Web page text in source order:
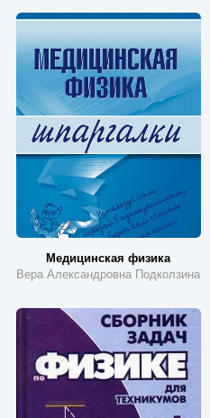
Медицинская физика
Вера Александровна Подколзина